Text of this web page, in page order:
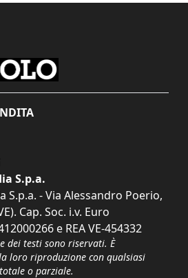
S.p.a.
S.p.a. - Via Alessandro Poerio,
Cap. Soc. i.v. Euro
e REA VE-454332
dei testi sono riservati. È
loro riproduzione con qualsiasi
o parziale.